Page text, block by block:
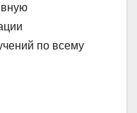
по всему